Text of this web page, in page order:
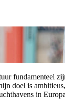
fundamenteel
doel is
in